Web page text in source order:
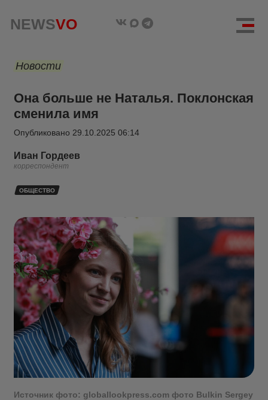
NEWSVO
Новости
Она больше не Наталья. Поклонская
сменила имя
Опубликовано 29.10.2025 06:14
Иван Гордеев
корреспондент
ОБЩЕСТВО
Источник фото: globallookpress.com фото Bulkin Sergey